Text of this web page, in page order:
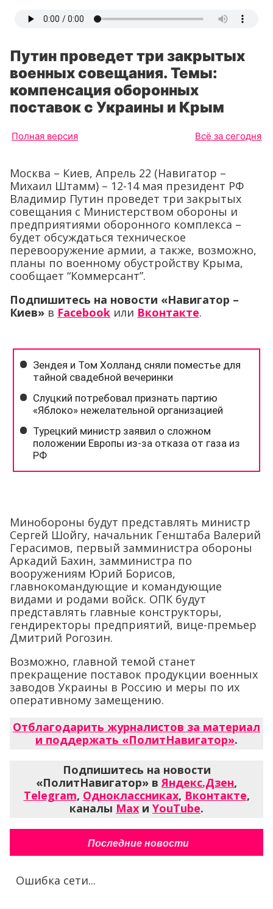
Путин проведет три закрытых
военных совещания. Темы:
компенсация оборонных
поставок с Украины и Крым
Полная версия Всё за сегодня
Москва – Киев, Апрель 22 (Навигатор –
Михаил Штамм) – 12-14 мая президент РФ
Владимир Путин проведет три закрытых
совещания с Министерством обороны и
предприятиями оборонного комплекса –
будет обсуждаться техническое
перевооружение армии, а также, возможно,
планы по военному обустройству Крыма,
сообщает “Коммерсант”.
Подпишитесь на новости «Навигатор –
Киев» в Facebook или Вконтакте.
Минобороны будут представлять министр
Сергей Шойгу, начальник Генштаба Валерий
Герасимов, первый замминистра обороны
Аркадий Бахин, замминистра по
вооружениям Юрий Борисов,
главнокомандующие и командующие
видами и родами войск. ОПК будут
представлять главные конструкторы,
гендиректоры предприятий, вице-премьер
Дмитрий Рогозин.
Возможно, главной темой станет
прекращение поставок продукции военных
заводов Украины в Россию и меры по их
оперативному замещению.
Отблагодарить журналистов за материал
и поддержать «ПолитНавигатор».
Подпишитесь на новости
«ПолитНавигатор» вЯндекс.Дзен,
Telegram, Одноклассниках, Вконтакте,
каналы Max и YouTube.
Последние новости
Ошибка сети...